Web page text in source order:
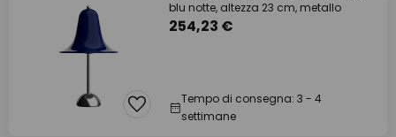
blu notte, altezza 23 cm, metallo
254,23 €
Tempo di consegna: 3 - 4
settimane